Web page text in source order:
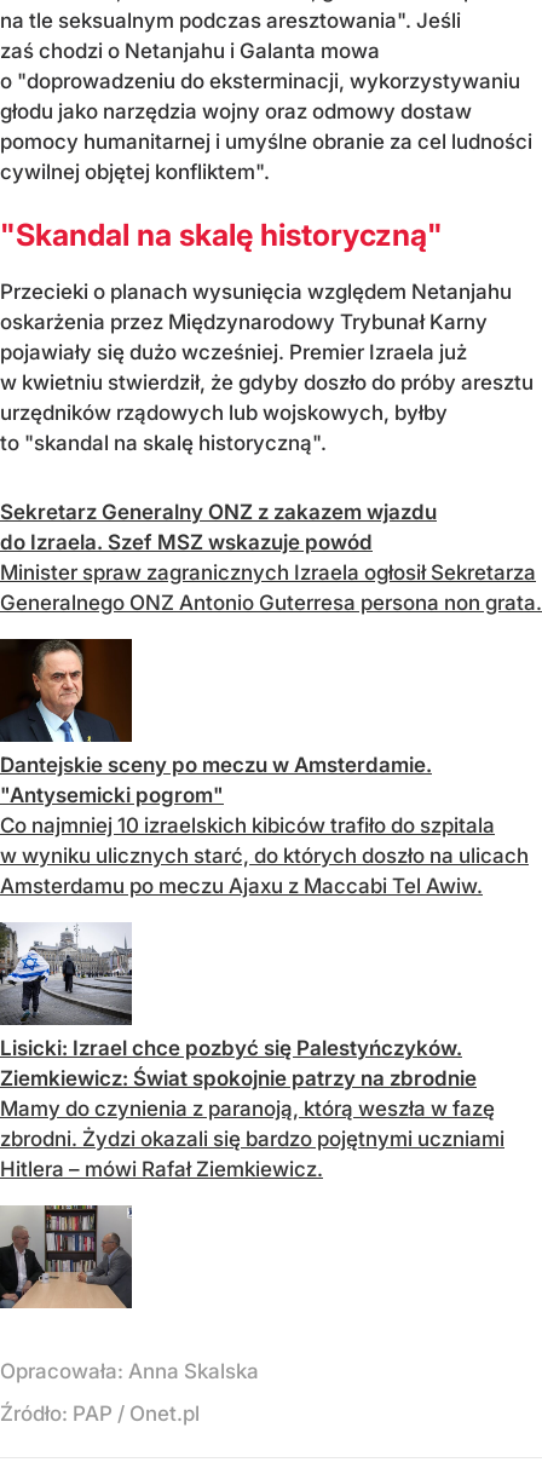
na tle seksualnym podczas aresztowania". Jeśli
zaś chodzi o Netanjahu i Galanta mowa
o "doprowadzeniu do eksterminacji, wykorzystywaniu
głodu jako narzędzia wojny oraz odmowy dostaw
pomocy humanitarnej i umyślne obranie za cel ludności
cywilnej objętej konfliktem".
"Skandal na skalę historyczną"
Przecieki o planach wysunięcia względem Netanjahu
oskarżenia przez Międzynarodowy Trybunał Karny
pojawiały się dużo wcześniej. Premier Izraela już
w kwietniu stwierdził, że gdyby doszło do próby aresztu
urzędników rządowych lub wojskowych, byłby
to "skandal na skalę historyczną".
Sekretarz Generalny ONZ z zakazem wjazdu
do Izraela. Szef MSZ wskazuje powód
Minister spraw zagranicznych Izraela ogłosił Sekretarza
Generalnego ONZ Antonio Guterresa persona non grata.
Dantejskie sceny po meczu w Amsterdamie.
"Antysemicki pogrom"
Co najmniej 10 izraelskich kibiców trafiło do szpitala
w wyniku ulicznych starć, do których doszło na ulicach
Amsterdamu po meczu Ajaxu z Maccabi Tel Awiw.
Lisicki: Izrael chce pozbyć się Palestyńczyków.
Ziemkiewicz: Świat spokojnie patrzy na zbrodnie
Mamy do czynienia z paranoją, którą weszła w fazę
zbrodni. Żydzi okazali się bardzo pojętnymi uczniami
Hitlera – mówi Rafał Ziemkiewicz.
Opracowała: Anna Skalska
Źródło: PAP / Onet.pl